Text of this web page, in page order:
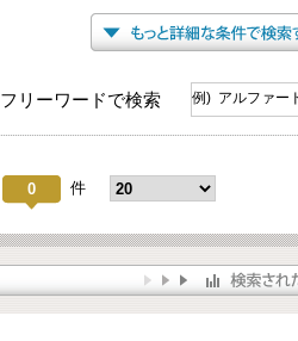
フリーワードで検索
0 件